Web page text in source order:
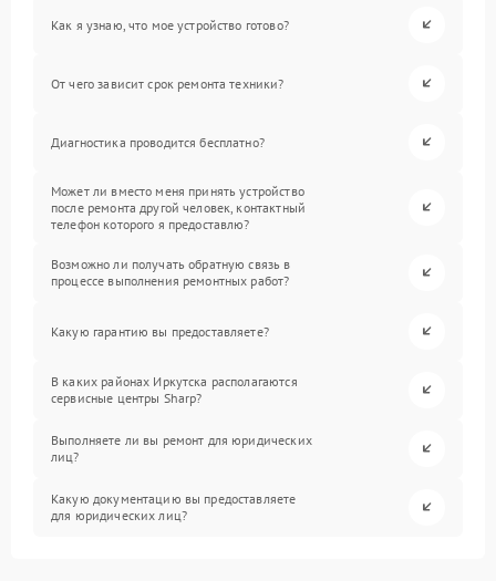
Как я узнаю, что мое устройство готово?
От чего зависит срок ремонта техники?
Диагностика проводится бесплатно?
Может ли вместо меня принять устройство
после ремонта другой человек, контактный
телефон которого я предоставлю?
Возможно ли получать обратную связь в
процессе выполнения ремонтных работ?
Какую гарантию вы предоставляете?
В каких районах Иркутска располагаются
сервисные центры Sharp?
Выполняете ли вы ремонт для юридических
лиц?
Какую документацию вы предоставляете
для юридических лиц?